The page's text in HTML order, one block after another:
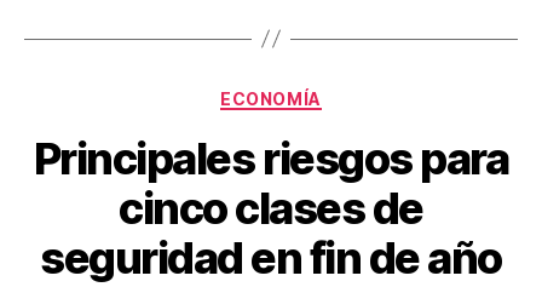
o
Categorías
ECONOMÍA
Principales riesgos para
cinco clases de
seguridad en fin de año